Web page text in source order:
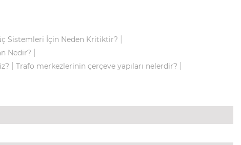
Sistemleri İçin Neden Kritiktir?
Nedir?
Trafo merkezlerinin çerçeve yapıları nelerdir?